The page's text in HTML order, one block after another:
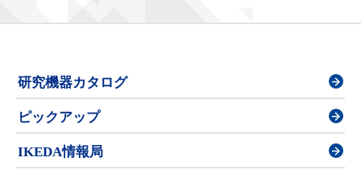
研究機器カタログ
ピックアップ
IKEDA情報局